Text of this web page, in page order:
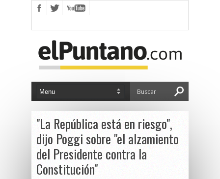
"La República está en riesgo",
dijo Poggi sobre "el alzamiento
del Presidente contra la
Constitución"